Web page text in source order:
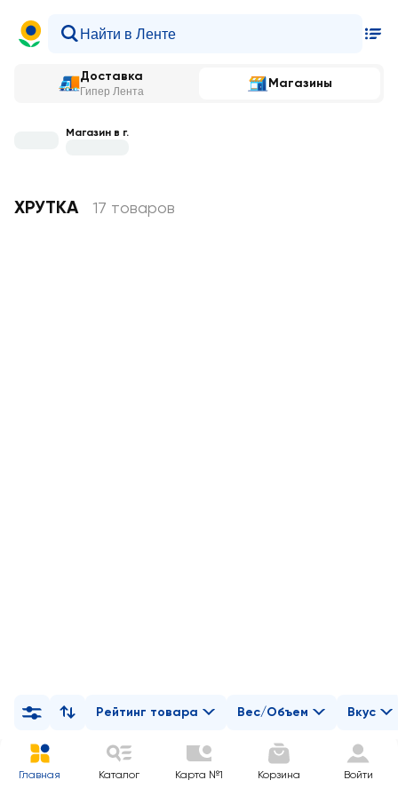
Доставка
Гипер Лента
Магазины
Магазин в г.
ХРУТКА 17 товаров
Рейтинг товара Вес/Объем Вкус
Главная Каталог Карта №1 Корзина Войти